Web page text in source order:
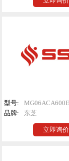
型号:
MG06ACA600E
品牌:
东芝
立即询价